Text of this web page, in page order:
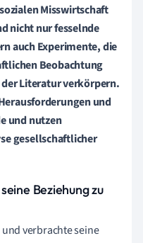
Misswirtschaft
nicht nur fesselnde
auch Experimente, die
Beobachtung
Literatur verkörpern.
und
und nutzen
gesellschaftlicher
Beziehung zu
verbrachte seine